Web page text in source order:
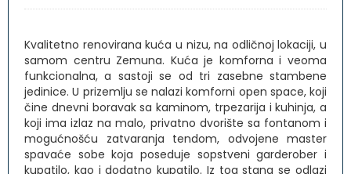
Kvalitetno renovirana kuća u nizu, na odličnoj lokaciji, u
samom centru Zemuna. Kuća je komforna i veoma
funkcionalna, a sastoji se od tri zasebne stambene
jedinice. U prizemlju se nalazi komforni open space, koji
čine dnevni boravak sa kaminom, trpezarija i kuhinja, a
koji ima izlaz na malo, privatno dvorište sa fontanom i
mogućnošću zatvaranja tendom, odvojene master
spavaće sobe koja poseduje sopstveni garderober i
kupatilo, kao i dodatno kupatilo. Iz tog stana se odlazi